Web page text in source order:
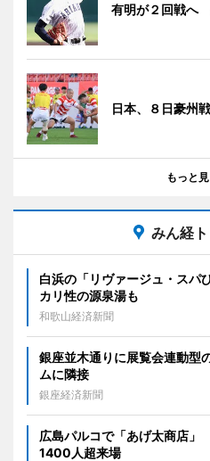
有明が２回戦へ
日本、８日豪州
もっと
みん経
白浜の「リヴァージュ・ス
カリ性の源泉湯も
和歌山経済新聞
銀座並木通りに展覧会連動
ムに隣接
銀座経済新聞
広島パルコで「あげ太商店
1400人超来場